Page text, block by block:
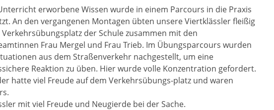
erworbene Wissen wurde in einem Parcours in die Praxis
An den vergangenen Montagen übten unsere Viertklässler fleißig
der Schule zusammen mit den
Frau Mergel und Frau Trieb. Im Übungsparcours wurden
aus dem Straßenverkehr nachgestellt, um eine
Reaktion zu üben. Hier wurde volle Konzentration gefordert.
hatte viel Freude auf dem Verkehrsübungs-platz und waren
mit viel Freude und Neugierde bei der Sache.